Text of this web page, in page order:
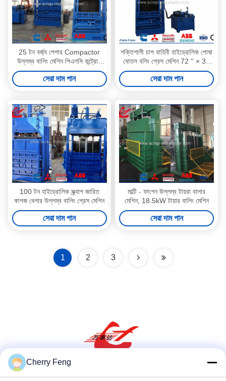
25 টন বর্জ্য পেপার Compactor
উল্লম্ব বালিং মেশিন পিএলসি কন্ট্রোল
সিস্টেম
সেরা দাম পান
শক্তিশালী চাপ বাহিনী হাইড্রোলিক পোষা
বোতল বলিং প্রেস মেশিন 72 '' × 36
'সাইজ
সেরা দাম পান
100 টন হাইড্রোলিক স্ক্র্যাপ জারিত
কাগজ বেলার উল্লম্ব বালিং প্রেস মেশিন
সেরা দাম পান
মাল্টি - ফাংশন উল্লম্ব টায়রা বালার
মেশিন, 18.5kW টায়ার বালিং মেশিন
সেরা দাম পান
1 2 3
সোশ্যাল মিডিয়া
Cherry Feng